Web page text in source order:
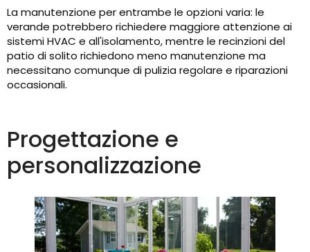
La manutenzione per entrambe le opzioni varia: le
verande potrebbero richiedere maggiore attenzione ai
sistemi HVAC e all'isolamento, mentre le recinzioni del
patio di solito richiedono meno manutenzione ma
necessitano comunque di pulizia regolare e riparazioni
occasionali.
Progettazione e
personalizzazione